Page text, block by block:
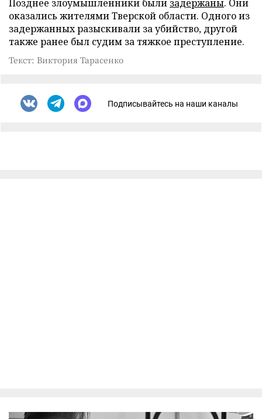
Позднее злоумышленники были задержаны. Они
оказались жителями Тверской области. Одного из
задержанных разыскивали за убийство, другой
также ранее был судим за тяжкое преступление.
Текст: Виктория Тарасенко
Подписывайтесь на наши каналы